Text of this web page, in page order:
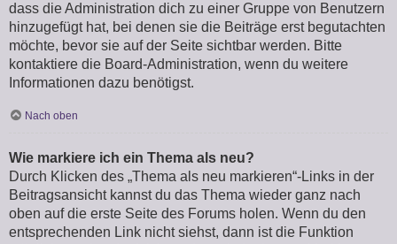
dass die Administration dich zu einer Gruppe von Benutzern
hinzugefügt hat, bei denen sie die Beiträge erst begutachten
möchte, bevor sie auf der Seite sichtbar werden. Bitte
kontaktiere die Board-Administration, wenn du weitere
Informationen dazu benötigst.
Nach oben
Wie markiere ich ein Thema als neu?
Durch Klicken des „Thema als neu markieren“-Links in der
Beitragsansicht kannst du das Thema wieder ganz nach
oben auf die erste Seite des Forums holen. Wenn du den
entsprechenden Link nicht siehst, dann ist die Funktion